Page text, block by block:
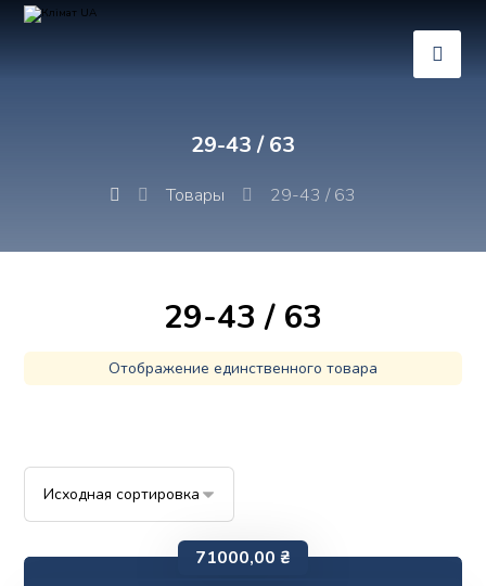
29-43 / 63
Товары 29-43 / 63
29-43 / 63
Отображение единственного товара
71000,00 ₴